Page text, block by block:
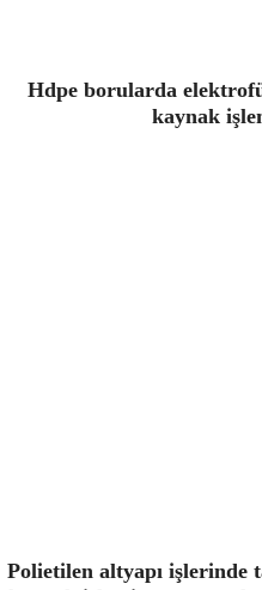
Hdpe borularda
kaynak
Polietilen altyapı işlerinde